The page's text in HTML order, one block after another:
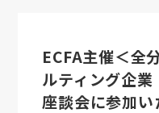
ECFA主催＜全
ルティング企
座談会に参加い